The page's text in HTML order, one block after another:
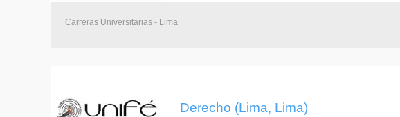
Carreras Universitarias - Lima
Derecho (Lima, Lima)